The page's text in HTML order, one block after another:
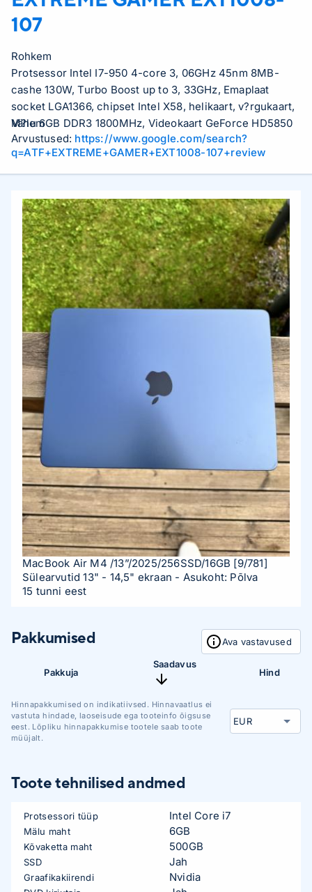
107
Rohkem
Protsessor Intel I7-950 4-core 3, 06GHz 45nm 8MB-
cashe 130W, Turbo Boost up to 3, 33GHz, Emaplaat
socket LGA1366, chipset Intel X58, helikaart, v?rgukaart,
M?lu 6GB DDR3 1800MHz, Videokaart GeForce HD5850
1GB vs GTX465 1GB, K?vaketas Intel SSD 80GB + 500GB
7200rpm SATA, DVD-kirjutaja, Arvutikorpus ATX plus
(typical Inwin Griffin v?i samav??rne), Toiteallikas 600W,
Vähem
Arvustused: https://www.google.com/search?
q=ATF+EXTREME+GAMER+EXT1008-107+review
MacBook Air M4 /13”/2025/256SSD/16GB [9/781]
Sülearvutid 13" - 14,5" ekraan - Asukoht: Põlva
15 tunni eest
Pakkumised Ava vastavused
Pakkuja
Saadavus
Hind
Hinnapakkumised on indikatiivsed. Hinnavaatlus ei
vastuta hindade, laoseisude ega tooteinfo õigsuse
eest. Lõpliku hinnapakkumise tootele saab toote
müüjalt.
Toote tehnilised andmed
Protsessori tüüp Intel Core i7
Mälu maht 6GB
Kõvaketta maht 500GB
SSD Jah
Graafikakiirendi Nvidia